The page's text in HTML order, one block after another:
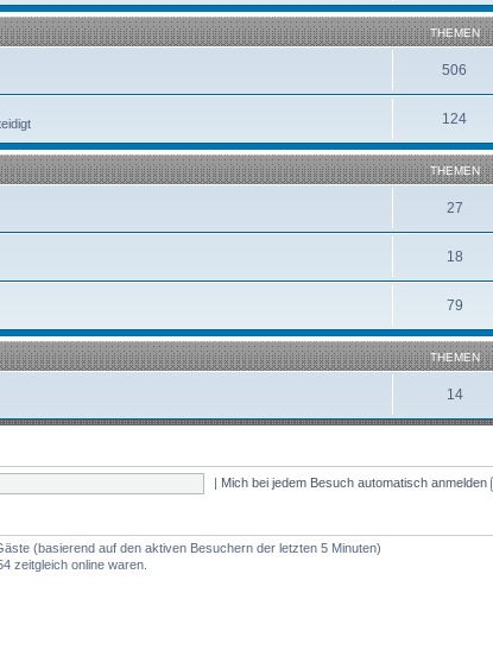
THEMEN
506
124
THEMEN
27
18
79
THEMEN
14
| Mich bei jedem Besuch automatisch anmelden
(basierend auf den aktiven Besuchern der letzten 5 Minuten)
zeitgleich online waren.